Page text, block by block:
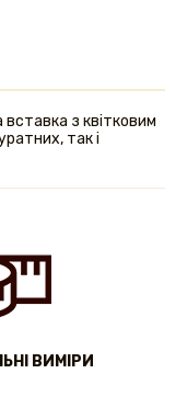
з квітковим
так і
ВИМІРИ